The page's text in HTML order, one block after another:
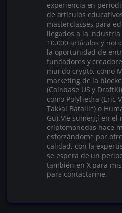
experiencia en
de artículos
masterclasses para
llegados a la
10.000 artículos y
la oportunidad de
fundadores y
mundo crypto, como
marketing de la
(Coinbase US y
como Polyhedra (Eric
Takkal Bataille) o
Gu).Me sumergí en el
criptomonedas hace
esforzándome por
calidad, con la
se espera de un
también en X para
para contactarme.